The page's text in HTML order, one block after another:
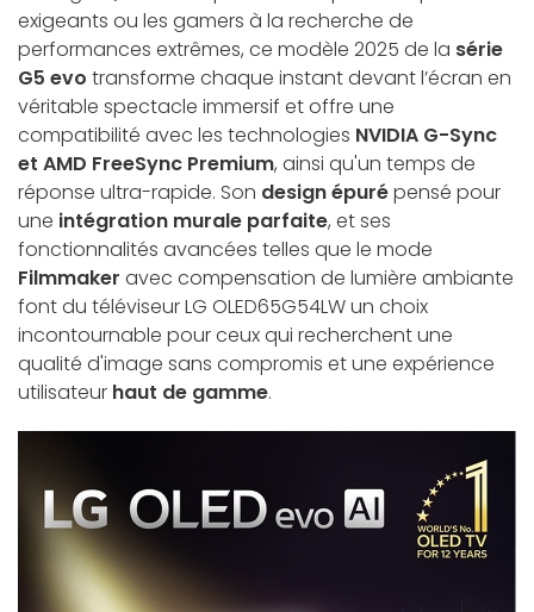
exigeants ou les gamers à la recherche de
performances extrêmes, ce modèle 2025 de la série
G5 evo transforme chaque instant devant l’écran en
véritable spectacle immersif et offre une
compatibilité avec les technologies NVIDIA G-Sync
et AMD FreeSync Premium, ainsi qu'un temps de
réponse ultra-rapide. Son design épurépensé pour
une intégration murale parfaite, et ses
fonctionnalités avancées telles que le mode
Filmmaker avec compensation de lumière ambiante
font du téléviseur LG OLED65G54LW un choix
incontournable pour ceux qui recherchent une
qualité d'image sans compromis et une expérience
utilisateur haut de gamme.